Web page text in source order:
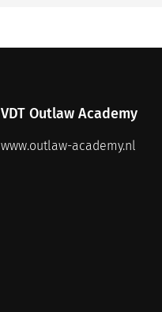
VDT Outlaw Academy
www.outlaw-academy.nl